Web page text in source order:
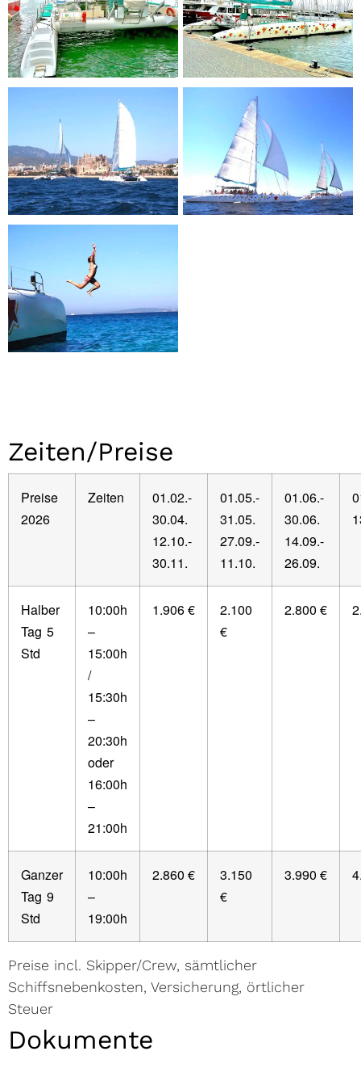
Zeiten/Preise
Preise
2026
Zeiten
01.02.-
30.04.
12.10.-
30.11.
01.05.-
31.05.
27.09.-
11.10.
01.06.-
30.06.
14.09.-
26.09.
Halber
Tag 5
Std
10:00h
–
15:00h
/
15:30h
–
20:30h
oder
16:00h
–
21:00h
1.906 €
2.100
€
2.800 €
Ganzer
Tag 9
Std
10:00h
–
19:00h
2.860 €
3.150
€
3.990 €
Preise incl. Skipper/Crew, sämtlicher
Schiffsnebenkosten, Versicherung, örtlicher
Steuer
Dokumente